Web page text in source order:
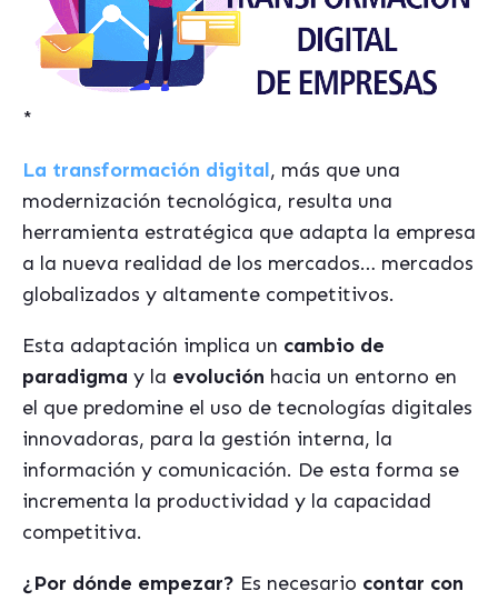
*
La transformación digital, más que una
modernización tecnológica, resulta una
herramienta estratégica que adapta la empresa
a la nueva realidad de los mercados… mercados
globalizados y altamente competitivos.
Esta adaptación implica un cambio de
paradigma y la evolución hacia un entorno en
el que predomine el uso de tecnologías digitales
innovadoras, para la gestión interna, la
información y comunicación. De esta forma se
incrementa la productividad y la capacidad
competitiva.
¿Por dónde empezar? Es necesario contar con